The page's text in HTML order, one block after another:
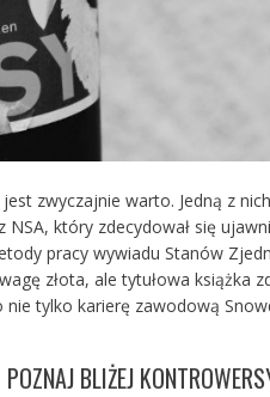
zwyczajnie warto. Jedną z
NSA, który zdecydował się
pracy wywiadu Stanów
złota, ale tytułowa książka
nie tylko karierę zawodową
BLIŻEJ